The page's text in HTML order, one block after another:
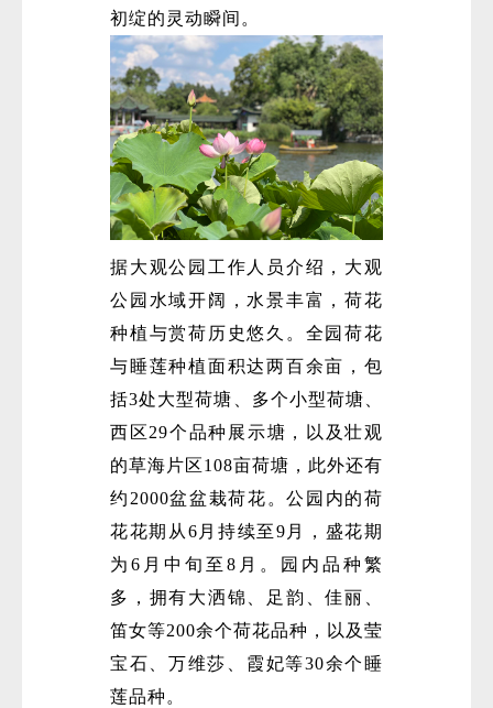
初绽的灵动瞬间。
据大观公园工作人员介绍，大观
公园水域开阔，水景丰富，荷花
种植与赏荷历史悠久。全园荷花
与睡莲种植面积达两百余亩，包
括3处大型荷塘、多个小型荷塘、
西区29个品种展示塘，以及壮观
的草海片区108亩荷塘，此外还有
约2000盆盆栽荷花。公园内的荷
花花期从6月持续至9月，盛花期
为6月中旬至8月。园内品种繁
多，拥有大洒锦、足韵、佳丽、
笛女等200余个荷花品种，以及莹
宝石、万维莎、霞妃等30余个睡
莲品种。